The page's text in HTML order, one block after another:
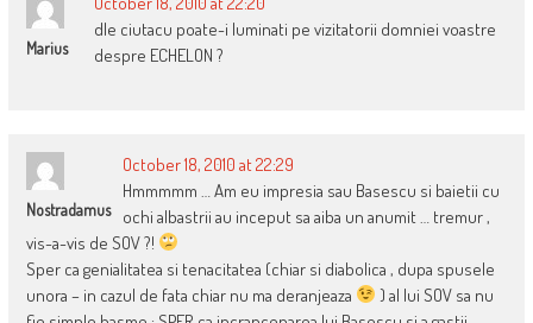
Marius
dle ciutacu poate-i luminati pe vizitatorii domniei voastre
despre ECHELON ?
Nostradamus
October 18, 2010 at 22:29
Hmmmmm … Am eu impresia sau Basescu si baietii cu
ochi albastrii au inceput sa aiba un anumit … tremur ,
vis-a-vis de SOV ?!
Sper ca genialitatea si tenacitatea (chiar si diabolica , dupa spusele
unora – in cazul de fata chiar nu ma deranjeaza
) al lui SOV sa nu